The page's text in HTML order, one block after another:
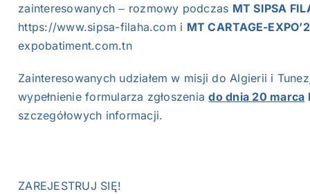
zainteresowanych ‒ rozmowy podczas MT SIPSA
https://www.sipsa-filaha.com i MT CARTAGE-
expobatiment.com.tn
Zainteresowanych udziałem w misji do Algierii i
wypełnienie formularza zgłoszeniado dnia 20 marca
szczegółowych informacji.
ZAREJESTRUJ SIĘ!